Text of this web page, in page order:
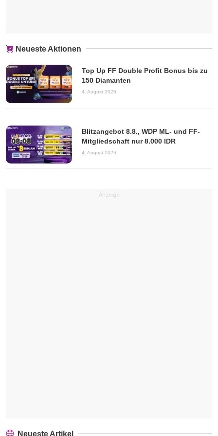
Neueste Aktionen
Top Up FF Double Profit Bonus bis zu
150 Diamanten
4. August 2026
Blitzangebot 8.8., WDP ML- und FF-
Mitgliedschaft nur 8.000 IDR
4. August 2026
Anzeige
Neueste Artikel